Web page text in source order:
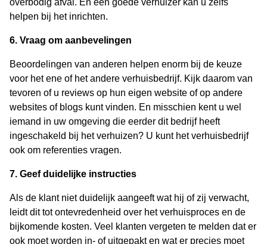
overbodig afval. En een goede verhuizer kan u zelfs
helpen bij het inrichten.
6. Vraag om aanbevelingen
Beoordelingen van anderen helpen enorm bij de keuze
voor het ene of het andere verhuisbedrijf. Kijk daarom van
tevoren of u reviews op hun eigen website of op andere
websites of blogs kunt vinden. En misschien kent u wel
iemand in uw omgeving die eerder dit bedrijf heeft
ingeschakeld bij het verhuizen? U kunt het verhuisbedrijf
ook om referenties vragen.
7. Geef duidelijke instructies
Als de klant niet duidelijk aangeeft wat hij of zij verwacht,
leidt dit tot ontevredenheid over het verhuisproces en de
bijkomende kosten. Veel klanten vergeten te melden dat er
ook moet worden in- of uitgepakt en wat er precies moet